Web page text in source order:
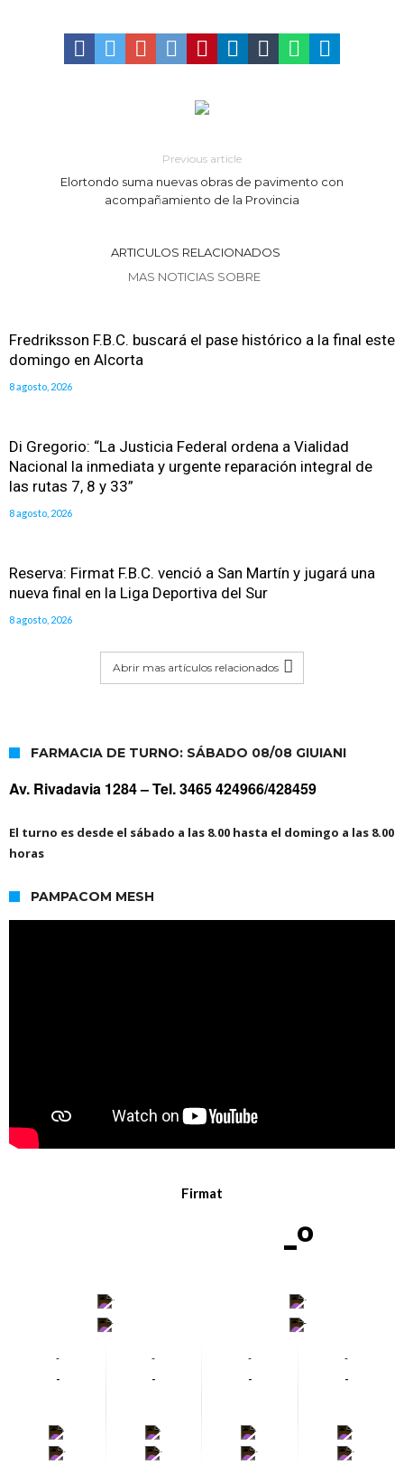
Previous article
Elortondo suma nuevas obras de pavimento con
acompañamiento de la Provincia
ARTICULOS RELACIONADOS
MAS NOTICIAS SOBRE
Fredriksson F.B.C. buscará el pase histórico a la final este
domingo en Alcorta
8 agosto, 2026
Di Gregorio: “La Justicia Federal ordena a Vialidad
Nacional la inmediata y urgente reparación integral de
las rutas 7, 8 y 33”
8 agosto, 2026
Reserva: Firmat F.B.C. venció a San Martín y jugará una
nueva final en la Liga Deportiva del Sur
8 agosto, 2026
Abrir mas artículos relacionados
FARMACIA DE TURNO: SÁBADO 08/08 GIUIANI
Av. Rivadavia 1284 –Tel. 3465 424966/428459
El turno es desde el sábado a las 8.00 hasta el domingo a las 8.00
horas
PAMPACOM MESH
Firmat
-º
-
-
-
-
-
-
-
-
-
-
-
-
-
-
-
-
-
-
-
-